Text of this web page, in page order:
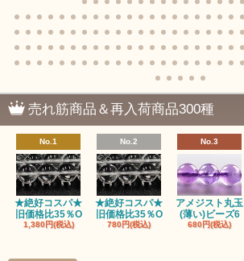
売れ筋商品＆再入荷商品300種
No.1
★絶好コスパ★
旧価格比35％O
1,380円(税込)
No.2
★絶好コスパ★
旧価格比35％O
780円(税込)
No.3
アメジスト丸玉
(薄い)ビーズ6
680円(税込)